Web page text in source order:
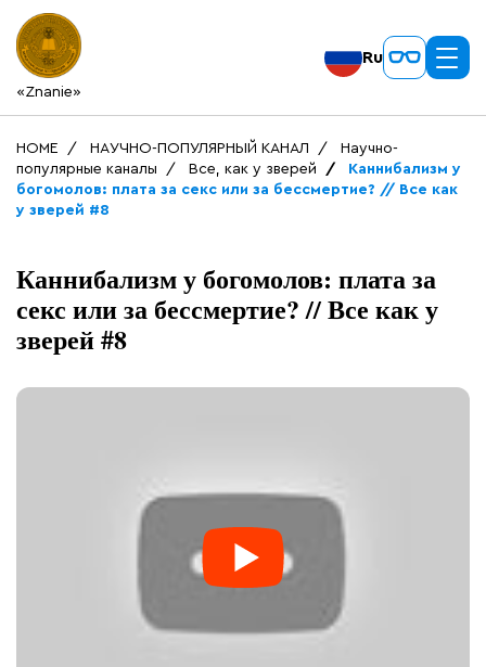
«Znanie»
Ru
HOME НАУЧНО-ПОПУЛЯРНЫЙ КАНАЛ
Научно-
популярные каналы
Все, как у зверей
Каннибализм у
богомолов: плата за секс или за бессмертие? // Все как
у зверей #8
Каннибализм у богомолов: плата за
секс или за бессмертие? // Все как у
зверей #8